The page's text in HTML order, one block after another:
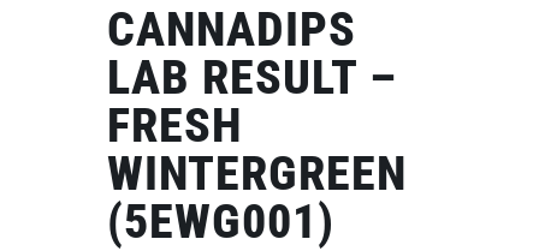
CANNADIPS
LAB RESULT –
FRESH
WINTERGREEN
(5EWG001)